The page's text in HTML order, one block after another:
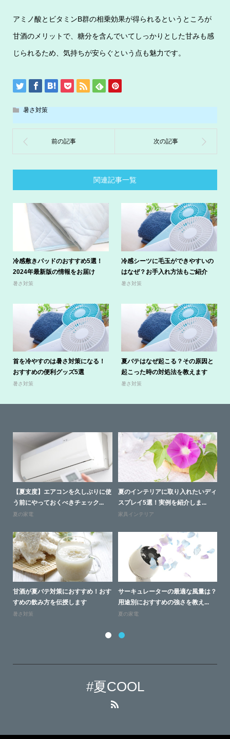
アミノ酸とビタミンB群の相乗効果が得られるというところが
甘酒のメリットで、糖分を含んでいてしっかりとした甘みも感
じられるため、気持ちが安らぐという点も魅力です。
暑さ対策
関連記事一覧
冷感敷きパッドのおすすめ5選！
2024年最新版の情報をお届け
暑さ対策
冷感シーツに毛玉ができやすいの
はなぜ？お手入れ方法もご紹介
暑さ対策
首を冷やすのは暑さ対策になる！
おすすめの便利グッズ5選
暑さ対策
夏バテはなぜ起こる？その原因と
起こった時の対処法を教えます
暑さ対策
【夏支度】エアコンを久しぶりに使
う前にやっておくべきチェック...
夏の家電
夏のインテリアに取り入れたいディ
スプレイ5選！実例を紹介しま...
家具インテリア
甘酒が夏バテ対策におすすめ！おす
すめの飲み方を伝授します
暑さ対策
サーキュレーターの最適な風量は？
用途別におすすめの強さを教え...
夏の家電
#夏COOL